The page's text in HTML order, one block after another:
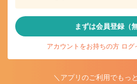
まずは会員登録（無
アカウントをお持ちの方 ログ
＼アプリのご利用でもっ